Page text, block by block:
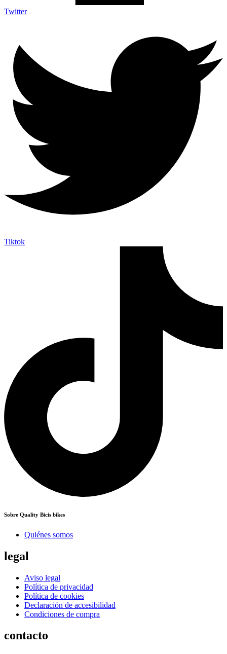
Twitter
Tiktok
Sobre Quality Bicis bikes
Quiénes somos
legal
Aviso legal
Política de privacidad
Política de cookies
Declaración de accesibilidad
Condiciones de compra
contacto